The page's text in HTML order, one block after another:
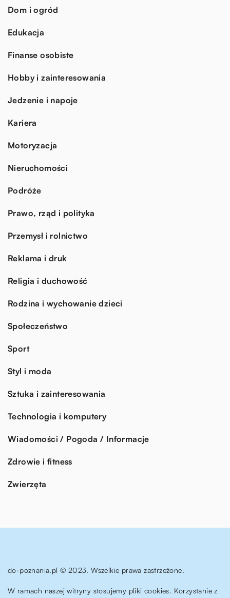
Dom i ogród
Edukacja
Finanse osobiste
Hobby i zainteresowania
Jedzenie i napoje
Kariera
Motoryzacja
Nieruchomości
Podróże
Prawo, rząd i polityka
Przemysł i rolnictwo
Reklama i druk
Religia i duchowość
Rodzina i wychowanie dzieci
Społeczeństwo
Sport
Styl i moda
Sztuka i zainteresowania
Technologia i komputery
Wiadomości / Pogoda / Informacje
Zdrowie i fitness
Zwierzęta
do-poznania.pl © 2023. Wszelkie prawa zastrzeżone.
W ramach naszej witryny stosujemy pliki cookies. Korzystanie z